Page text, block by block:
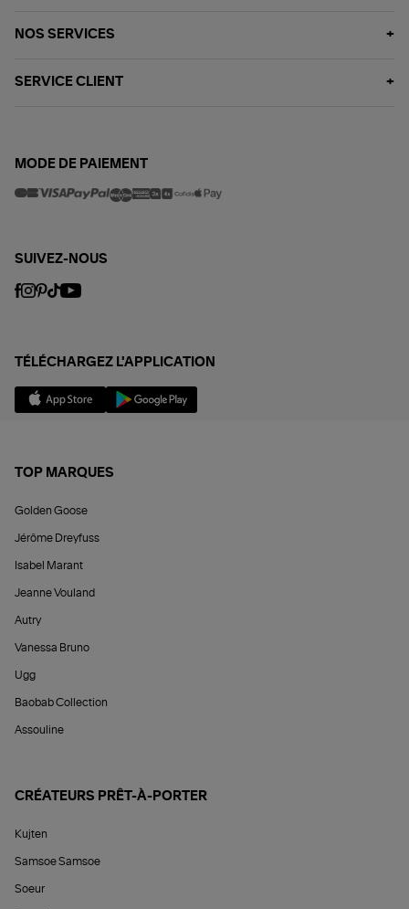
NOS SERVICES
SERVICE CLIENT
MODE DE PAIEMENT
SUIVEZ-NOUS
TÉLÉCHARGEZ L'APPLICATION
TOP MARQUES
Golden Goose
Jérôme Dreyfuss
Isabel Marant
Jeanne Vouland
Autry
Vanessa Bruno
Ugg
Baobab Collection
Assouline
CRÉATEURS PRÊT-À-PORTER
Kujten
Samsoe Samsoe
Soeur